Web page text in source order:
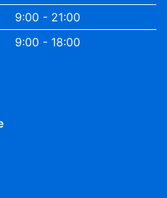
9:00 - 21:00
9:00 - 18:00